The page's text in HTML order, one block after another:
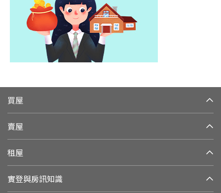
買屋
賣屋
租屋
實登與房訊知識